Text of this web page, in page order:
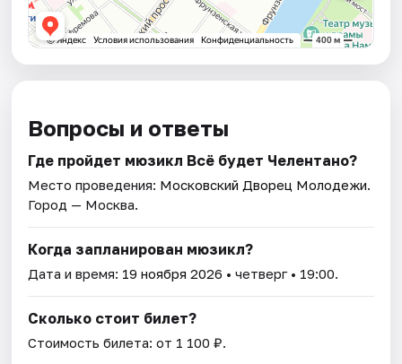
Вопросы и ответы
Где пройдет мюзикл Всё будет Челентано?
Место проведения: Московский Дворец Молодежи.
Город — Москва.
Когда запланирован мюзикл?
Дата и время: 19 ноября 2026 • четверг • 19:00.
Сколько стоит билет?
Стоимость билета: от 1 100 ₽.